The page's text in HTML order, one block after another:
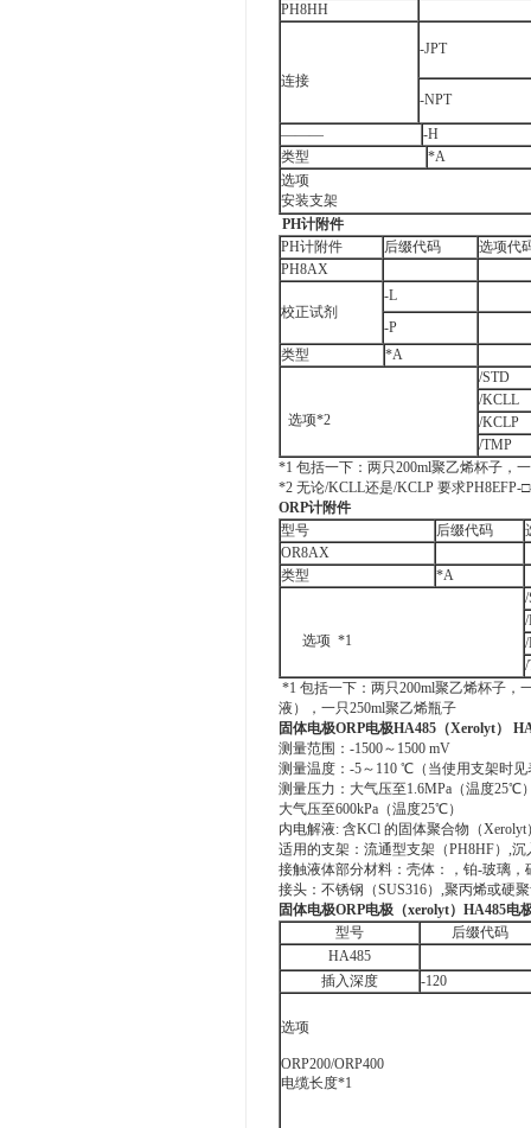
PH8HH
连接
-JPT
-NPT
―――
-H
类型
*A
选项
安装支架
PH计附件
PH计附件
后缀代码
选项代
PH8AX
校正试剂
-L
-P
类型
*A
选项*2
/STD
/KCLL
/KCLP
/TMP
*1 包括一下：两只200ml聚乙烯杯子，
*2 无论/KCLL还是/KCLP 要求PH8EFP-
ORP计附件
型号
后缀代码
OR8AX
类型
*A
选项 *1
/
*1 包括一下：两只200ml聚乙烯杯子，
液），一只250ml聚乙烯瓶子
固体电极ORP电极HA485（Xerolyt）
测量范围：-1500～1500 mV
测量温度：-5～110 ℃（当使用支架时见
测量压力：大气压至1.6MPa（温度25℃
大气压至600kPa（温度25℃）
内电解液: 含KCl 的固体聚合物（Xerolyt
适用的支架：流通型支架（PH8HF）,
接触液体部分材料：壳体：，铂-玻璃，
接头：不锈钢（SUS316）,聚丙烯或硬
固体电极ORP电极（xerolyt）HA485电
型号
后缀代码
HA485
插入深度
-120
选项
ORP200/ORP400
电缆长度*1